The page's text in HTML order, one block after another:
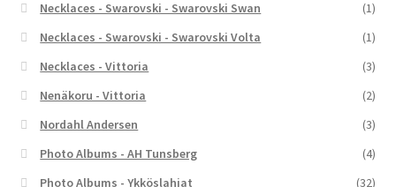
Necklaces - Swarovski - Swarovski Swan
(1)
Necklaces - Swarovski - Swarovski Volta
(1)
Necklaces - Vittoria
(3)
Nenäkoru - Vittoria
(2)
Nordahl Andersen
(3)
Photo Albums - AH Tunsberg
(4)
Photo Albums - Ykköslahjat
(32)